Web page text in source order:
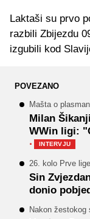
Laktaši su prvo
razbili Zbijezdu
izgubili kod
POVEZANO
Mašta o
Milan
WWin ligi:
· INTERVJU
26. kolo Prve
Sin
donio
Nakon žestokog